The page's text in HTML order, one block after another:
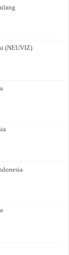
(NEUVIZ)